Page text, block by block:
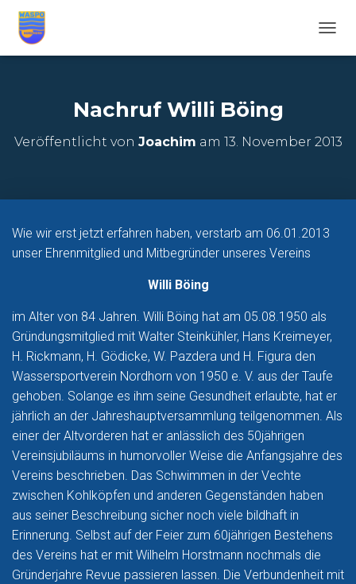
A
I
C
Nachruf Willi Böing
Veröffentlicht von Joachim am 13. November 2013
Wie wir erst jetzt erfahren haben, verstarb am 06.01.2013
unser Ehrenmitglied und Mitbegründer unseres Vereins
Willi Böing
im Alter von 84 Jahren. Willi Böing hat am 05.08.1950 als
Gründungsmitglied mit Walter Steinkühler, Hans Kreimeyer,
H. Rickmann, H. Gödicke, W. Pazdera und H. Figura den
Wassersportverein Nordhorn von 1950 e. V. aus der Taufe
gehoben. Solange es ihm seine Gesundheit erlaubte, hat er
jährlich an der Jahreshauptversammlung teilgenommen. Als
einer der Altvorderen hat er anlässlich des 50jährigen
Vereinsjubiläums in humorvoller Weise die Anfangsjahre des
Vereins beschrieben. Das Schwimmen in der Vechte
zwischen Kohlköpfen und anderen Gegenständen haben
aus seiner Beschreibung sicher noch viele bildhaft in
Erinnerung. Selbst auf der Feier zum 60jährigen Bestehens
des Vereins hat er mit Wilhelm Horstmann nochmals die
Gründerjahre Revue passieren lassen. Die Verbundenheit mit